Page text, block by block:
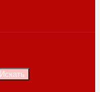
Искать